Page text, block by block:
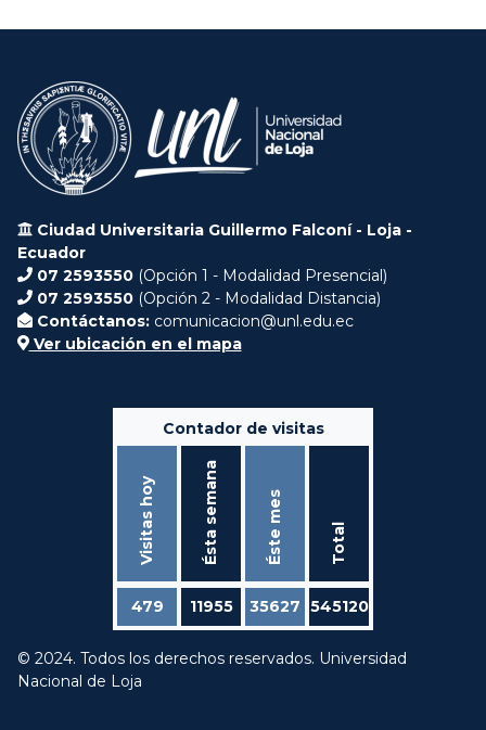
Ciudad Universitaria Guillermo Falconí - Loja -
Ecuador
07 2593550 (Opción 1 - Modalidad Presencial)
07 2593550 (Opción 2 - Modalidad Distancia)
Contáctanos: comunicacion@unl.edu.ec
Ver ubicación en el mapa
Contador de visitas
Visitas hoy Ésta semana Éste mes Total
479 11955 35627 545120
© 2024. Todos los derechos reservados. Universidad
Nacional de Loja